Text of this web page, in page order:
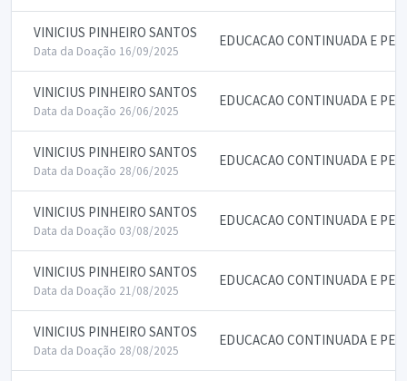
VINICIUS PINHEIRO SANTOS
Data da Doação 16/09/2025
EDUCACAO CONTINUADA E
VINICIUS PINHEIRO SANTOS
Data da Doação 26/06/2025
EDUCACAO CONTINUADA E
VINICIUS PINHEIRO SANTOS
Data da Doação 28/06/2025
EDUCACAO CONTINUADA E
VINICIUS PINHEIRO SANTOS
Data da Doação 03/08/2025
EDUCACAO CONTINUADA E
VINICIUS PINHEIRO SANTOS
Data da Doação 21/08/2025
EDUCACAO CONTINUADA E
VINICIUS PINHEIRO SANTOS
Data da Doação 28/08/2025
EDUCACAO CONTINUADA E